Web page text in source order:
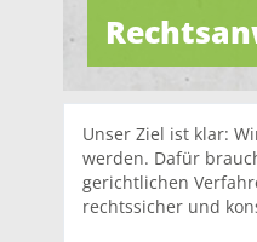
Unser Ziel ist klar:
werden. Dafür
gerichtlichen
rechtssicher und